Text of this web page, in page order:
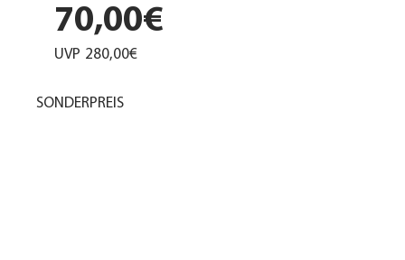
70,00€
UVP 280,00€
SONDERPREIS